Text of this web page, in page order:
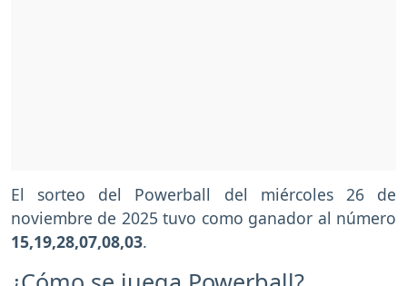
El sorteo del Powerball del miércoles 26 de
noviembre de 2025 tuvo como ganador al número
15,19,28,07,08,03.